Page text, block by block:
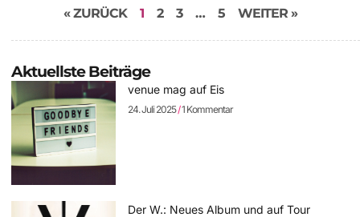
« ZURÜCK 1 2 3 … 5 WEITER »
Aktuellste Beiträge
venue mag auf Eis
24. Juli 2025 1 Kommentar
Der W.: Neues Album und auf Tour